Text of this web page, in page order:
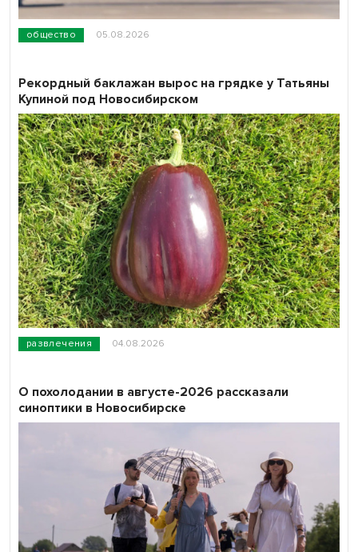
общество 05.08.2026
развлечения 04.08.2026
Рекордный баклажан вырос на грядке у Татьяны
Купиной под Новосибирском
О похолодании в августе-2026 рассказали
синоптики в Новосибирске